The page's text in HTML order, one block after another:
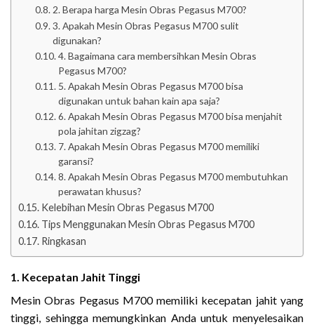
2. Berapa harga Mesin Obras Pegasus M700?
3. Apakah Mesin Obras Pegasus M700 sulit
digunakan?
4. Bagaimana cara membersihkan Mesin Obras
Pegasus M700?
5. Apakah Mesin Obras Pegasus M700 bisa
digunakan untuk bahan kain apa saja?
6. Apakah Mesin Obras Pegasus M700 bisa menjahit
pola jahitan zigzag?
7. Apakah Mesin Obras Pegasus M700 memiliki
garansi?
8. Apakah Mesin Obras Pegasus M700 membutuhkan
perawatan khusus?
Kelebihan Mesin Obras Pegasus M700
Tips Menggunakan Mesin Obras Pegasus M700
Ringkasan
1. Kecepatan Jahit Tinggi
Mesin Obras Pegasus M700 memiliki kecepatan jahit yang
tinggi, sehingga memungkinkan Anda untuk menyelesaikan